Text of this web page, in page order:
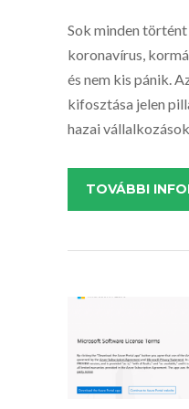
Sok minden
koronavírus,
és nem kis pánik.
kifosztása jelen
hazai
TOVÁBBI